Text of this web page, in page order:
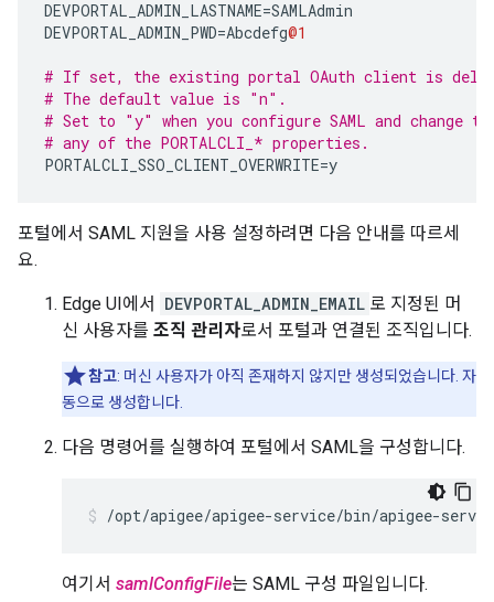
DEVPORTAL_ADMIN_LASTNAME=SAMLAdmin
DEVPORTAL_ADMIN_PWD=Abcdefg@1
# If set, the existing portal OAuth client is
# The default value is "n".
# Set to "y" when you configure SAML and change
# any of the PORTALCLI_* properties.
PORTALCLI_SSO_CLIENT_OVERWRITE=y
포털에서 SAML 지원을 사용 설정하려면 다음 안내를 따르세
요.
Edge UI에서 DEVPORTAL_ADMIN_EMAIL 로 지정된 머
신 사용자를 조직 관리자로서 포털과 연결된 조직입니다.
참고: 머신 사용자가 아직 존재하지 않지만 생성되었습니다. 자
동으로 생성합니다.
다음 명령어를 실행하여 포털에서 SAML을 구성합니다.
/opt/apigee/apigee-service/bin/apigee-
여기서 samlConfigFile는 SAML 구성 파일입니다.